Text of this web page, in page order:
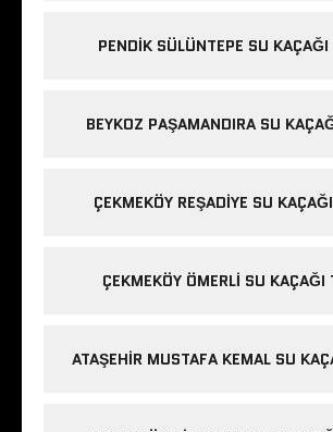
PENDIK SÜLÜNTEPE SU
BEYKOZ PAŞAMANDIRA SU
ÇEKMEKÖY REŞADIYE SU
ÇEKMEKÖY ÖMERLI SU KAÇAĞI
ATAŞEHIR MUSTAFA KEMAL SU